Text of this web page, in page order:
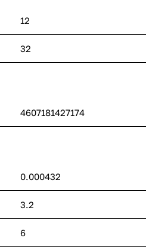
12
32
4607181427174
0.000432
3.2
6